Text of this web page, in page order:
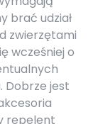
brać udział
zwierzętami
wcześniej o
Dobrze jest
repelent